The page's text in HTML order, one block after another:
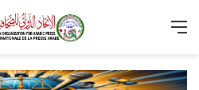
القائمة